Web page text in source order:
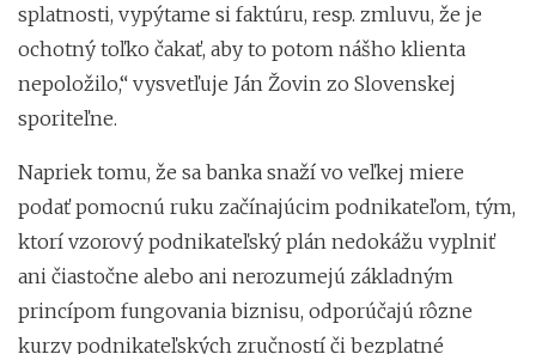
splatnosti, vypýtame si faktúru, resp. zmluvu, že je
ochotný toľko čakať, aby to potom nášho klienta
nepoložilo,“ vysvetľuje Ján Žovin zo Slovenskej
sporiteľne.
Napriek tomu, že sa banka snaží vo veľkej miere
podať pomocnú ruku začínajúcim podnikateľom, tým,
ktorí vzorový podnikateľský plán nedokážu vyplniť
ani čiastočne alebo ani nerozumejú základným
princípom fungovania biznisu, odporúčajú rôzne
kurzy podnikateľských zručností či bezplatné